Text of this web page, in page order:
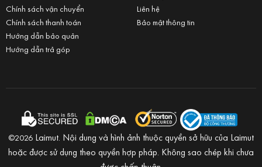
Chính sách vận chuyển
Chính sách thanh toán
Hướng dẫn bảo quản
Hướng dẫn trả góp
Liên hệ
Bảo mật thông tin
©2026 Laimut. Nội dung và hình ảnh thuộc quyền sở hữu của Laimut
hoặc được sử dụng theo quyền hợp pháp. Không sao chép khi chưa